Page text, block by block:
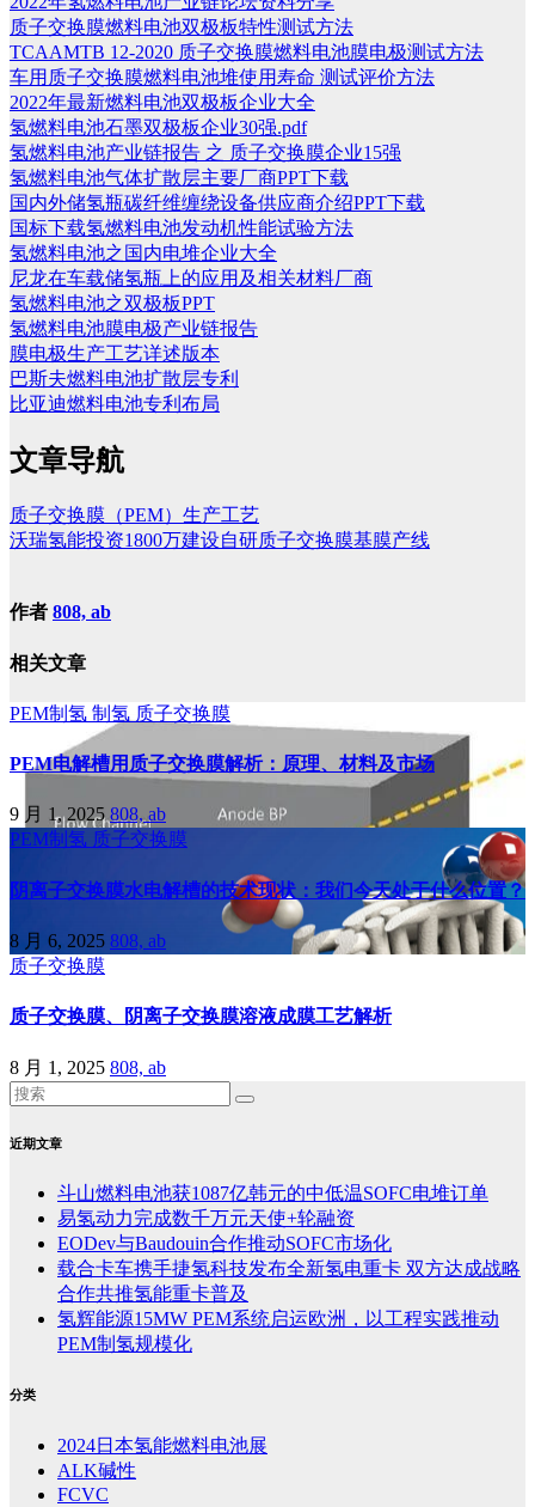
质子交换膜燃料电池双极板特性测试方法
TCAAMTB 12-2020 质子交换膜燃料电池膜电极测试方法
车用质子交换膜燃料电池堆使用寿命 测试评价方法
2022年最新燃料电池双极板企业大全
氢燃料电池石墨双极板企业30强.pdf
氢燃料电池产业链报告 之 质子交换膜企业15强
氢燃料电池气体扩散层主要厂商PPT下载
国内外储氢瓶碳纤维缠绕设备供应商介绍PPT下载
国标下载氢燃料电池发动机性能试验方法
氢燃料电池之国内电堆企业大全
尼龙在车载储氢瓶上的应用及相关材料厂商
氢燃料电池之双极板PPT
氢燃料电池膜电极产业链报告
膜电极生产工艺详述版本
巴斯夫燃料电池扩散层专利
比亚迪燃料电池专利布局
文章导航
质子交换膜（PEM）生产工艺
沃瑞氢能投资1800万建设自研质子交换膜基膜产线
作者 808, ab
相关文章
PEM制氢 制氢 质子交换膜
PEM电解槽用质子交换膜解析：原理、材料及市场
9 月 1, 2025 808, ab
PEM制氢 质子交换膜
阴离子交换膜水电解槽的技术现状：我们今天处于什么位置？
8 月 6, 2025 808, ab
质子交换膜
质子交换膜、阴离子交换膜溶液成膜工艺解析
8 月 1, 2025 808, ab
近期文章
斗山燃料电池获1087亿韩元的中低温SOFC电堆订单
易氢动力完成数千万元天使+轮融资
EODev与Baudouin合作推动SOFC市场化
载合卡车携手捷氢科技发布全新氢电重卡 双方达成战略
合作共推氢能重卡普及
氢辉能源15MW PEM系统启运欧洲，以工程实践推动
PEM制氢规模化
分类
2024日本氢能燃料电池展
ALK碱性
FCVC